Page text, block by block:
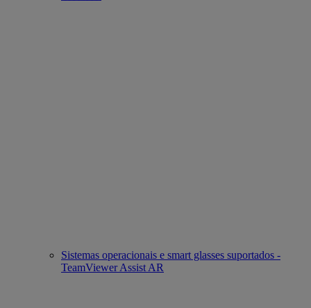
Sistemas operacionais e smart glasses suportados -
TeamViewer Assist AR